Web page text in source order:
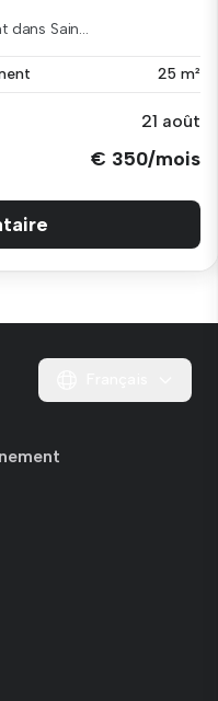
Sain...
25 m²
21 août
€ 350/mois